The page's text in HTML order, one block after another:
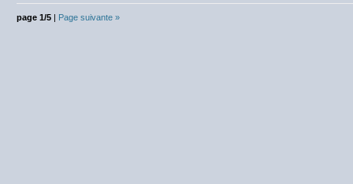
page 1/5 | Page suivante »